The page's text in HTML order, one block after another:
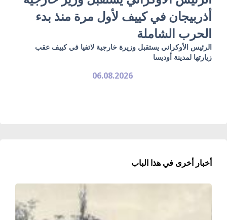
أذربيجان في كييف لأول مرة منذ بدء
الحرب الشاملة
الرئيس الأوكراني يستقبل وزيرة خارجية لاتفيا في كييف عقب
زيارتها لمدينة أوديسا
06.08.2026
أخبار أخرى في هذا الباب